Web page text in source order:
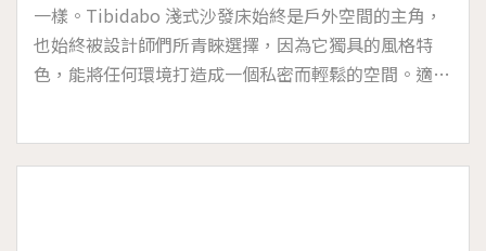
一樣。Tibidabo 淺式沙發床始終是戶外空間的主角，
也始終被設計師們所青睞選擇，因為它獨具的風格特
色，能將任何環境打造成一個私密而輕鬆的空間。適宜